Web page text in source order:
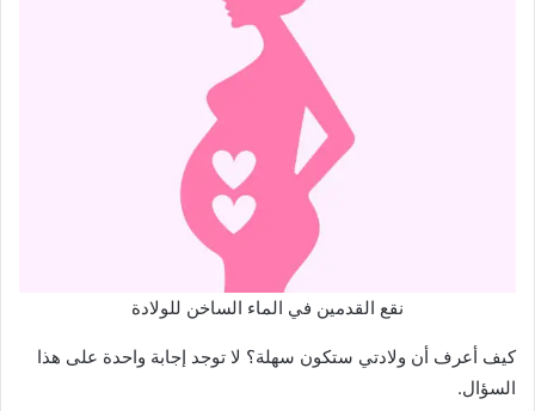
نقع القدمين في الماء الساخن للولادة
كيف أعرف أن ولادتي ستكون سهلة؟ لا توجد إجابة واحدة على هذا
السؤال.